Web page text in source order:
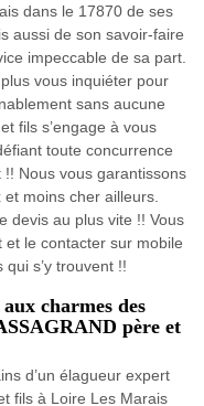
dans le 17870 de ses
aussi de son savoir-faire
impeccable de sa part.
vous inquiéter pour
sans aucune
fils s’engage à vous
toute concurrence
Nous vous garantissons
moins cher ailleurs.
devis au plus vite !! Vous
le contacter sur mobile
s’y trouvent !!
charmes des
père et
d’un élagueur expert
fils à Loire Les Marais